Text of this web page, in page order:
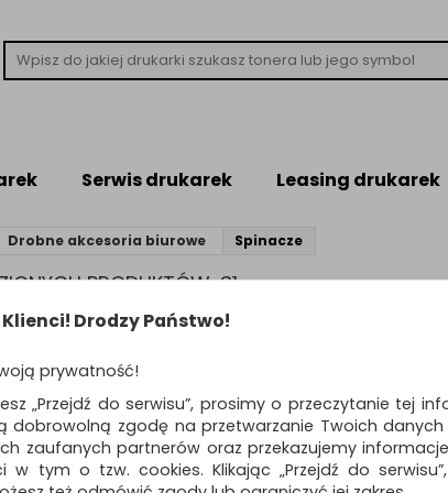
Serwis drukarek Leasing drukarek
Drobne akcesoria biurowe Spinacze
PRODUKTÓW: 31
PRODUCTS
powlekane,
pudełku, 100szt.,...
spinacze powlekane
Drodzy Państwo!
prywatność!
„Przejdź do serwisu”, prosimy o przeczytanie tej
dobrowolną zgodę na przetwarzanie Twoich
zaufanych partnerów oraz przekazujemy
w tym o tzw. cookies. Klikając „Przejdź do